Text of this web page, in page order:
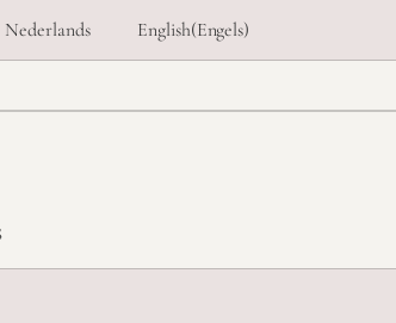
Nederlands English(Engels)